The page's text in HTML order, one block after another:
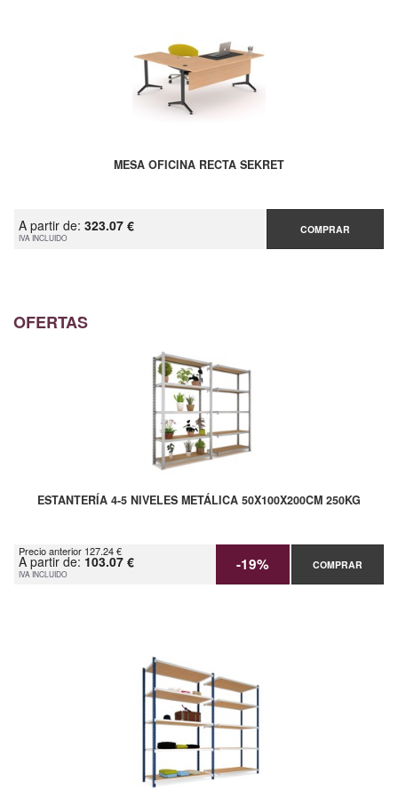
MESA OFICINA RECTA SEKRET
A partir de: 323.07 €
IVA INCLUIDO
COMPRAR
OFERTAS
ESTANTERÍA 4-5 NIVELES METÁLICA 50X100X200CM 250KG
Precio anterior 127.24 €
A partir de: 103.07 €
IVA INCLUIDO -19% COMPRAR